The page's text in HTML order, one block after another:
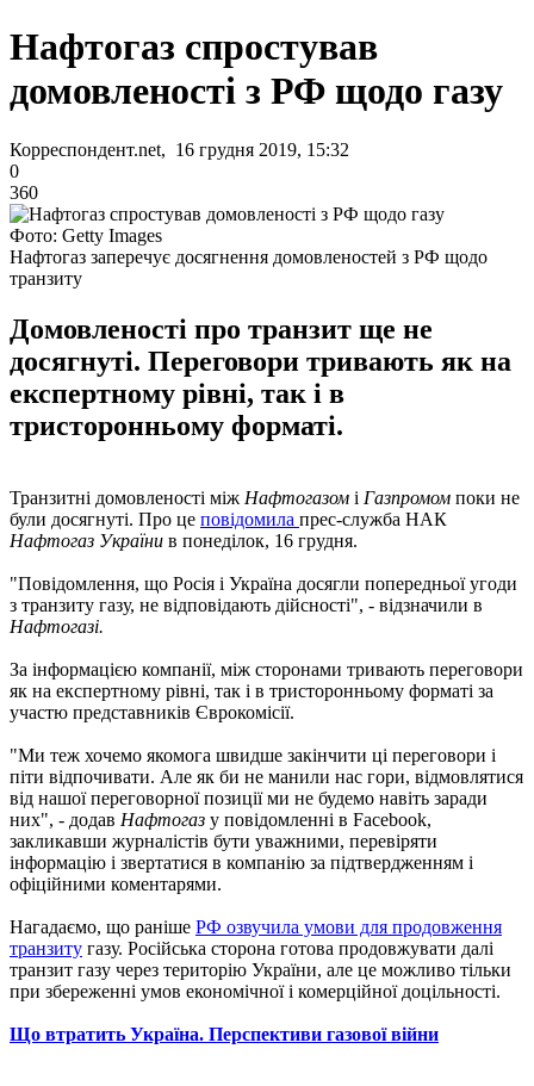
Нафтогаз спростував
домовленості з РФ щодо газу
Корреспондент.net, 16 грудня 2019, 15:32
0
360
Фото: Getty Images
Нафтогаз заперечує досягнення домовленостей з РФ щодо
транзиту
Домовленості про транзит ще не
досягнуті. Переговори тривають як на
експертному рівні, так і в
тристоронньому форматі.
Транзитні домовленості між Нафтогазом і Газпромом поки не
були досягнуті. Про це повідомила прес-служба НАК
Нафтогаз України в понеділок, 16 грудня.
"Повідомлення, що Росія і Україна досягли попередньої угоди
з транзиту газу, не відповідають дійсності", - відзначили в
Нафтогазі.
За інформацією компанії, між сторонами тривають переговори
як на експертному рівні, так і в тристоронньому форматі за
участю представників Єврокомісії.
"Ми теж хочемо якомога швидше закінчити ці переговори і
піти відпочивати. Але як би не манили нас гори, відмовлятися
від нашої переговорної позиції ми не будемо навіть заради
них", - додав Нафтогаз у повідомленні в Facebook,
закликавши журналістів бути уважними, перевіряти
інформацію і звертатися в компанію за підтвердженням і
офіційними коментарями.
Нагадаємо, що раніше РФ озвучила умови для продовження
транзиту газу. Російська сторона готова продовжувати далі
транзит газу через територію України, але це можливо тільки
при збереженні умов економічної і комерційної доцільності.
Що втратить Україна. Перспективи газової війни